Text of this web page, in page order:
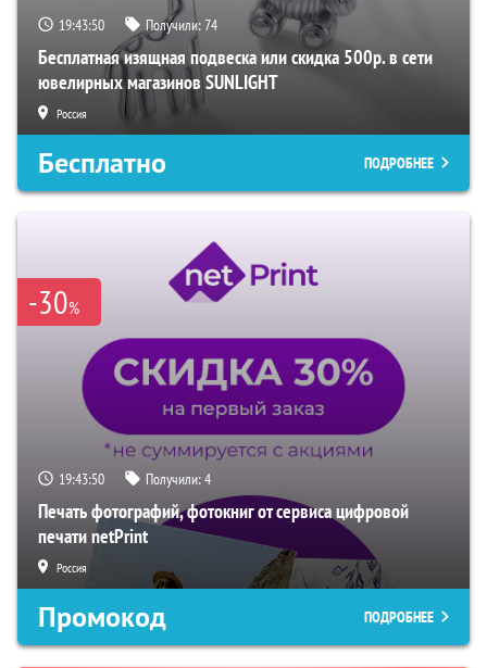
19:43:48 Получили:74
Бесплатная изящная подвеска или скидка 500р. в сети
ювелирных магазинов SUNLIGHT
Россия
Бесплатно ПОДРОБНЕЕ
-30%
19:43:48 Получили:4
Печать фотографий, фотокниг от сервиса цифровой
печати netPrint
Россия
Промокод ПОДРОБНЕЕ